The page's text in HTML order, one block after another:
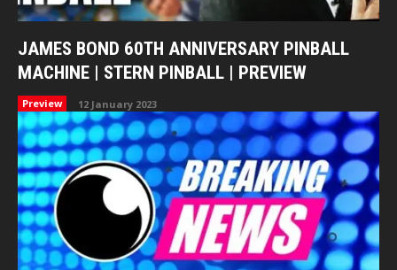
JAMES BOND 60TH ANNIVERSARY PINBALL
MACHINE | STERN PINBALL | PREVIEW
Preview 12 January 2023